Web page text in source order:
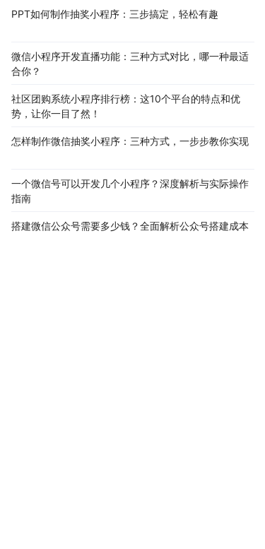
PPT如何制作抽奖小程序：三步搞定，轻松有趣
微信小程序开发直播功能：三种方式对比，哪一种最适
合你？
社区团购系统小程序排行榜：这10个平台的特点和优
势，让你一目了然！
怎样制作微信抽奖小程序：三种方式，一步步教你实现
一个微信号可以开发几个小程序？深度解析与实际操作
指南
搭建微信公众号需要多少钱？全面解析公众号搭建成本